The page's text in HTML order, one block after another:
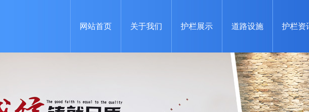
网站首页 关于我们 护栏展示 道路设施 护栏资